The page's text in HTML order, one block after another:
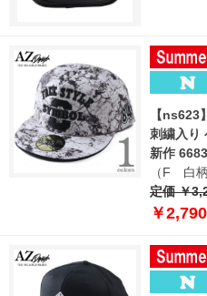
【ns623
刺繍入り
新作
（F 白柄
定価 ￥
￥